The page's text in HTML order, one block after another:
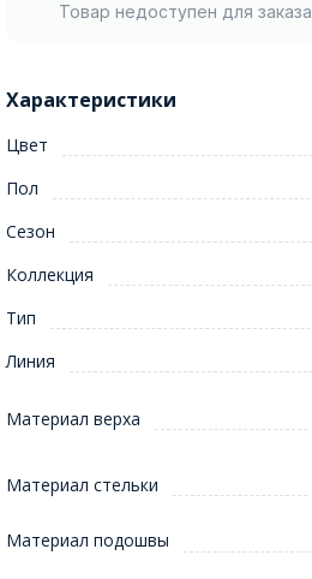
Товар недоступен для заказа
Характеристики
Цвет
Пол
Сезон
Коллекция
Тип
Линия
Материал верха
Материал стельки
Материал подошвы